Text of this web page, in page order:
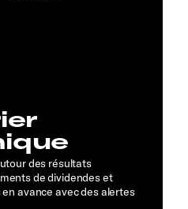
des résultats
de dividendes et
avance avec des alertes